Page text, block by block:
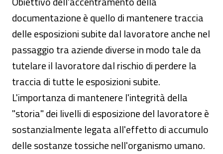
documentazione è quello di mantenere traccia
delle esposizioni subite dal lavoratore anche nel
passaggio tra aziende diverse in modo tale da
tutelare il lavoratore dal rischio di perdere la
traccia di tutte le esposizioni subite.
L'importanza di mantenere l'integrità della
"storia" dei livelli di esposizione del lavoratore è
sostanzialmente legata all'effetto di accumulo
delle sostanze tossiche nell'organismo umano.